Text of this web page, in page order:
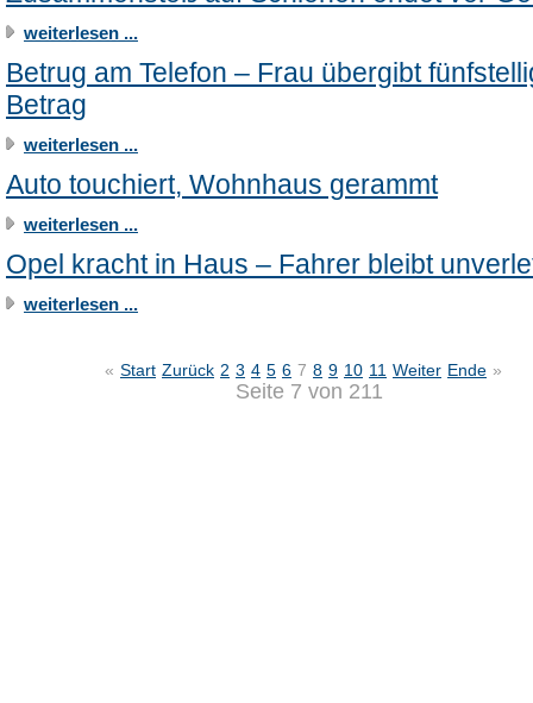
weiterlesen ...
Betrug am Telefon – Frau übergibt
Betrag
weiterlesen ...
Auto touchiert, Wohnhaus gerammt
weiterlesen ...
Opel kracht in Haus – Fahrer bleibt
weiterlesen ...
« Start Zurück 2 3 4 5 6 7 8 9 10 11 Weiter Ende »
Seite 7 von 211